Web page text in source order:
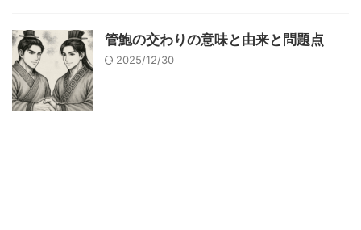
管鮑の交わりの意味と由来と問題点
2025/12/30